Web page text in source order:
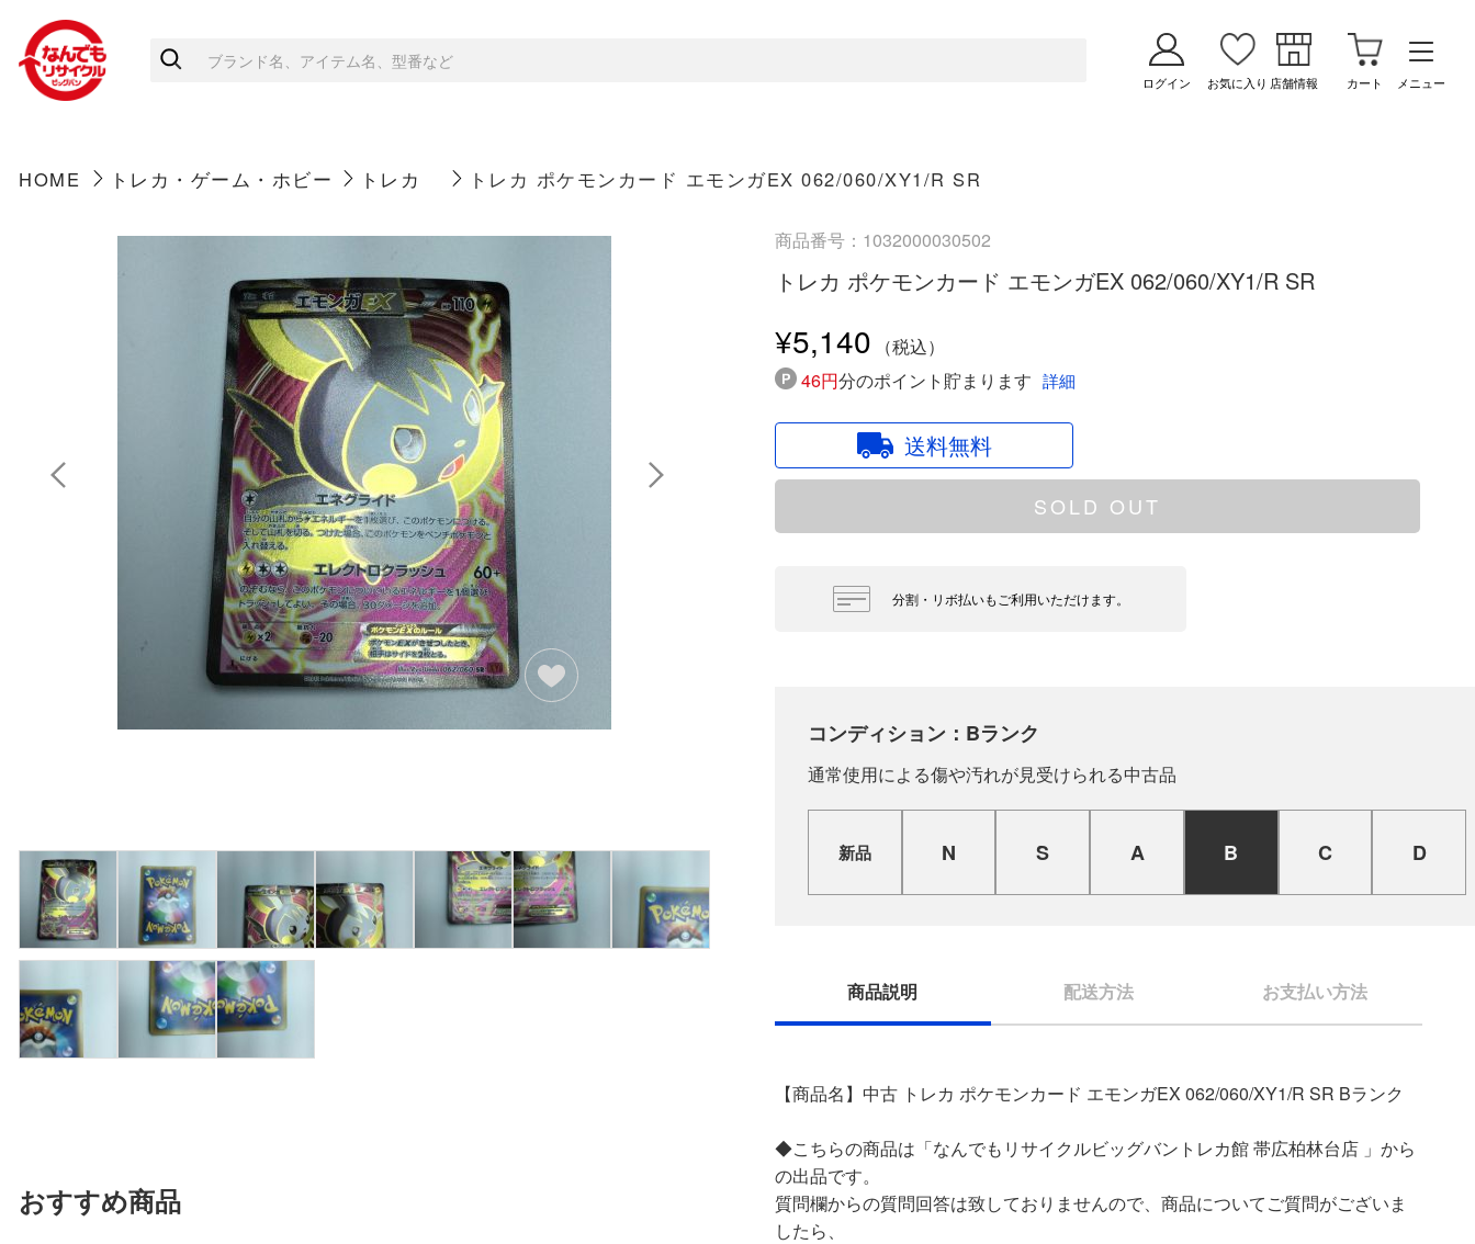
ログイン お気に入り 店舗情報 カート メニュー
HOME トレカ・ゲーム・ホビー トレカ トレカ ポケモンカード エモンガEX 062/060/XY1/R SR
おすすめ商品
商品番号：1032000030502
トレカ ポケモンカード エモンガEX 062/060/XY1/R SR
¥5,140
46円分のポイント貯まります 詳細
送料無料
SOLD OUT
分割・リボ払いもご利用いただけます。
コンディション：Bランク
通常使用による傷や汚れが見受けられる中古品
新品 N S A B C D
商品説明 配送方法 お支払い方法
【商品名】中古 トレカ ポケモンカード エモンガEX 062/060/XY1/R SR Bランク
◆こちらの商品は「なんでもリサイクルビッグバントレカ館 帯広柏林台店 」から
の出品です。
質問欄からの質問回答は致しておりませんので、商品についてご質問がございま
したら、